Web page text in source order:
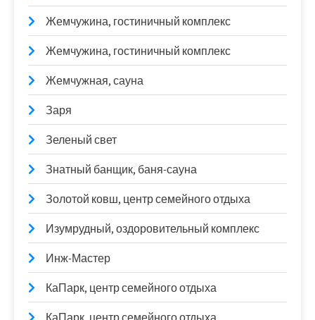
Жемчужина, гостиничный комплекс
Жемчужина, гостиничный комплекс
Жемчужная, сауна
Заря
Зеленый свет
Знатный банщик, баня-сауна
Золотой ковш, центр семейного отдыха
Изумрудный, оздоровительный комплекс
Инж-Мастер
КаПарк, центр семейного отдыха